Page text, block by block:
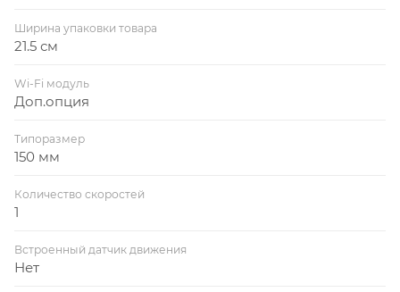
Ширина упаковки товара
21.5 см
Wi-Fi модуль
Доп.опция
Типоразмер
150 мм
Количество скоростей
1
Встроенный датчик движения
Нет